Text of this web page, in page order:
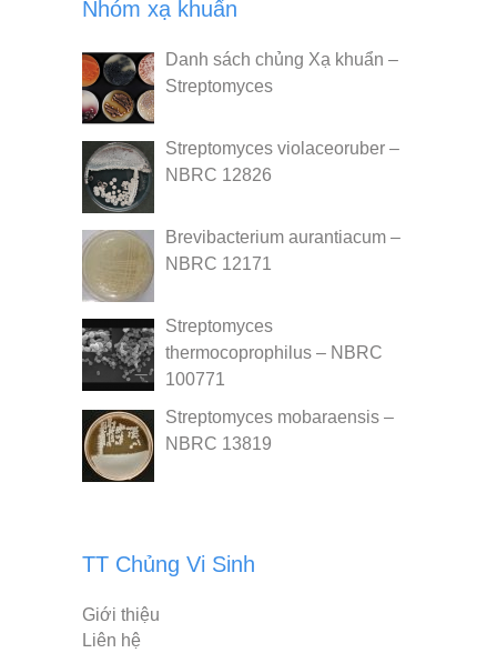
Nhóm xạ khuẩn
Danh sách chủng Xạ khuẩn –
Streptomyces
Streptomyces violaceoruber –
NBRC 12826
Brevibacterium aurantiacum –
NBRC 12171
Streptomyces
thermocoprophilus – NBRC
100771
Streptomyces mobaraensis –
NBRC 13819
TT Chủng Vi Sinh
Giới thiệu
Liên hệ